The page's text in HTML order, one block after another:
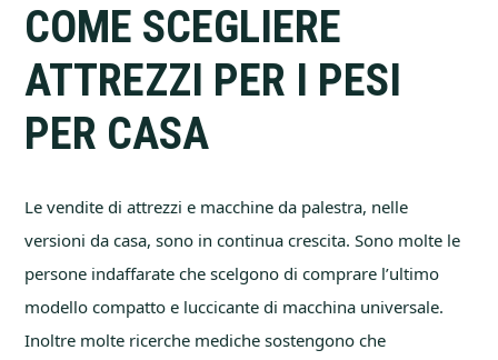
COME SCEGLIERE
ATTREZZI PER I PESI
PER CASA
Le vendite di attrezzi e macchine da palestra, nelle
versioni da casa, sono in continua crescita. Sono molte le
persone indaffarate che scelgono di comprare l’ultimo
modello compatto e luccicante di macchina universale.
Inoltre molte ricerche mediche sostengono che